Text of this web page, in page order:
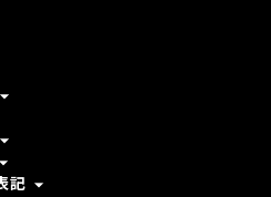
arrow_drop_down
arrow_drop_down
arrow_drop_down
記 arrow_drop_down